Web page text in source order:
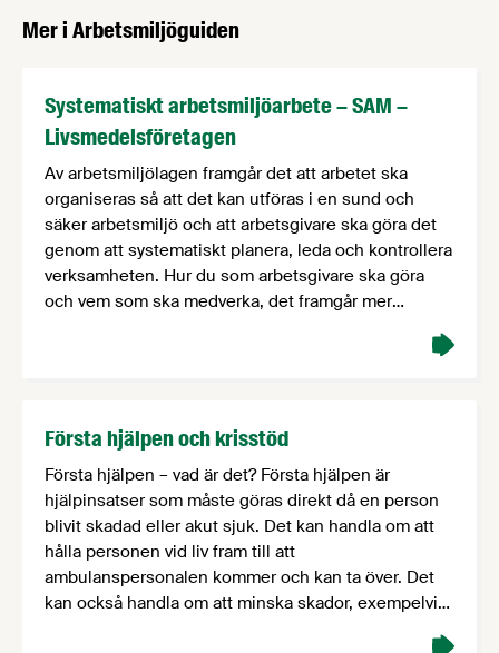
Mer i Arbetsmiljöguiden
Systematiskt arbetsmiljöarbete – SAM –
Livsmedelsföretagen
Av arbetsmiljölagen framgår det att arbetet ska
organiseras så att det kan utföras i en sund och
säker arbetsmiljö och att arbetsgivare ska göra det
genom att systematiskt planera, leda och kontrollera
verksamheten. Hur du som arbetsgivare ska göra
och vem som ska medverka, det framgår mer
Första hjälpen och krisstöd
Första hjälpen – vad är det? Första hjälpen är
hjälpinsatser som måste göras direkt då en person
blivit skadad eller akut sjuk. Det kan handla om att
hålla personen vid liv fram till att
ambulanspersonalen kommer och kan ta över. Det
kan också handla om att minska skador, exempelvis